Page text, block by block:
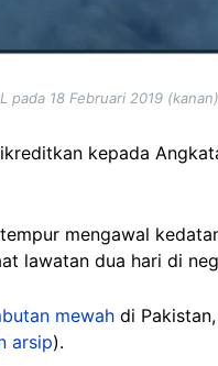
pada 18 Februari 2019 (kanan)
kepada
mengawal
lawatan dua hari di
mewah di
arsip).